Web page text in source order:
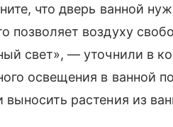
что дверь ванной
позволяет воздуху
свет», — уточнили в
освещения в ванной
выносить растения из